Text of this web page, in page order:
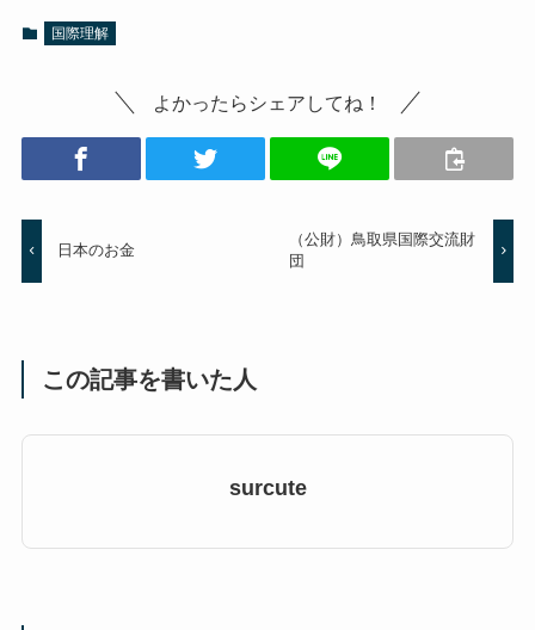
国際理解
よかったらシェアしてね！
日本のお金
（公財）鳥取県国際交流財
団
この記事を書いた人
surcute